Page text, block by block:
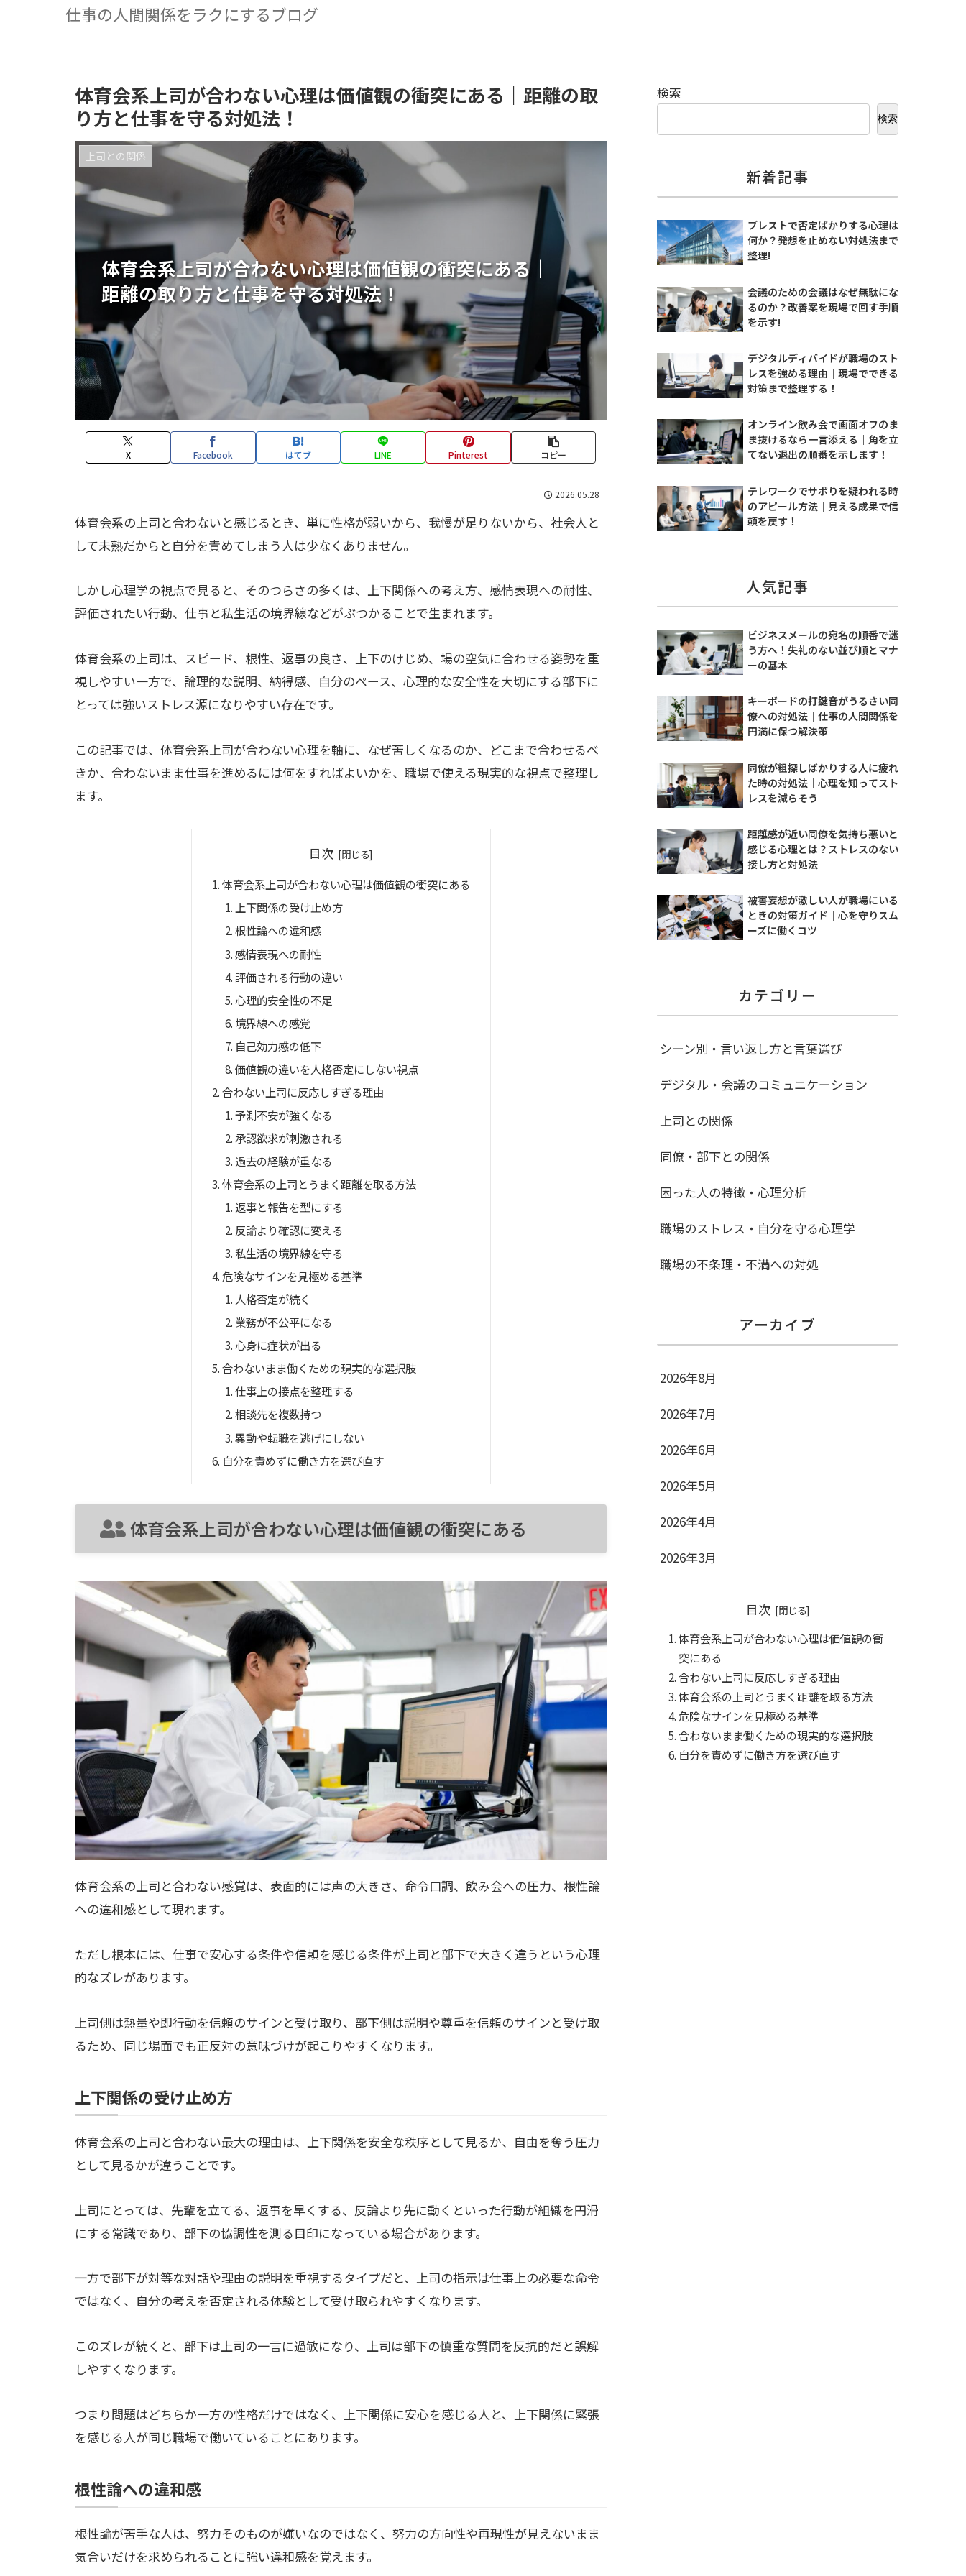
仕事の人間関係をラクにするブログ
体育会系上司が合わない心理は価値観の衝突にある｜距離の取
り方と仕事を守る対処法！
体育会系上司が合わない心理は価値観の衝突にある｜
距離の取り方と仕事を守る対処法！
上司との関係
X Facebook はてブ LINE Pinterest コピー
2026.05.28
体育会系の上司と合わないと感じるとき、単に性格が弱いから、我慢が足りないから、社会人と
して未熟だからと自分を責めてしまう人は少なくありません。
しかし心理学の視点で見ると、そのつらさの多くは、上下関係への考え方、感情表現への耐性、
評価されたい行動、仕事と私生活の境界線などがぶつかることで生まれます。
体育会系の上司は、スピード、根性、返事の良さ、上下のけじめ、場の空気に合わせる姿勢を重
視しやすい一方で、論理的な説明、納得感、自分のペース、心理的な安全性を大切にする部下に
とっては強いストレス源になりやすい存在です。
この記事では、体育会系上司が合わない心理を軸に、なぜ苦しくなるのか、どこまで合わせるべ
きか、合わないまま仕事を進めるには何をすればよいかを、職場で使える現実的な視点で整理し
ます。
目次
体育会系上司が合わない心理は価値観の衝突にある
上下関係の受け止め方
根性論への違和感
感情表現への耐性
評価される行動の違い
心理的安全性の不足
境界線への感覚
自己効力感の低下
価値観の違いを人格否定にしない視点
合わない上司に反応しすぎる理由
予測不安が強くなる
承認欲求が刺激される
過去の経験が重なる
体育会系の上司とうまく距離を取る方法
返事と報告を型にする
反論より確認に変える
私生活の境界線を守る
危険なサインを見極める基準
人格否定が続く
業務が不公平になる
心身に症状が出る
合わないまま働くための現実的な選択肢
仕事上の接点を整理する
相談先を複数持つ
異動や転職を逃げにしない
自分を責めずに働き方を選び直す
体育会系上司が合わない心理は価値観の衝突にある
体育会系の上司と合わない感覚は、表面的には声の大きさ、命令口調、飲み会への圧力、根性論
への違和感として現れます。
ただし根本には、仕事で安心する条件や信頼を感じる条件が上司と部下で大きく違うという心理
的なズレがあります。
上司側は熱量や即行動を信頼のサインと受け取り、部下側は説明や尊重を信頼のサインと受け取
るため、同じ場面でも正反対の意味づけが起こりやすくなります。
上下関係の受け止め方
体育会系の上司と合わない最大の理由は、上下関係を安全な秩序として見るか、自由を奪う圧力
として見るかが違うことです。
上司にとっては、先輩を立てる、返事を早くする、反論より先に動くといった行動が組織を円滑
にする常識であり、部下の協調性を測る目印になっている場合があります。
一方で部下が対等な対話や理由の説明を重視するタイプだと、上司の指示は仕事上の必要な命令
ではなく、自分の考えを否定される体験として受け取られやすくなります。
このズレが続くと、部下は上司の一言に過敏になり、上司は部下の慎重な質問を反抗的だと誤解
しやすくなります。
つまり問題はどちらか一方の性格だけではなく、上下関係に安心を感じる人と、上下関係に緊張
を感じる人が同じ職場で働いていることにあります。
根性論への違和感
根性論が苦手な人は、努力そのものが嫌いなのではなく、努力の方向性や再現性が見えないまま
気合いだけを求められることに強い違和感を覚えます。
検索
検索
新着記事
ブレストで否定ばかりする心理は
何か？発想を止めない対処法まで
整理!
会議のための会議はなぜ無駄にな
るのか？改善案を現場で回す手順
を示す!
デジタルディバイドが職場のスト
レスを強める理由｜現場でできる
対策まで整理する！
オンライン飲み会で画面オフのま
ま抜けるなら一言添える｜角を立
てない退出の順番を示します！
テレワークでサボりを疑われる時
のアピール方法｜見える成果で信
頼を戻す！
人気記事
ビジネスメールの宛名の順番で迷
う方へ！失礼のない並び順とマナ
ーの基本
キーボードの打鍵音がうるさい同
僚への対処法｜仕事の人間関係を
円満に保つ解決策
同僚が粗探しばかりする人に疲れ
た時の対処法｜心理を知ってスト
レスを減らそう
距離感が近い同僚を気持ち悪いと
感じる心理とは？ストレスのない
接し方と対処法
被害妄想が激しい人が職場にいる
ときの対策ガイド｜心を守りスム
ーズに働くコツ
カテゴリー
シーン別・言い返し方と言葉選び
デジタル・会議のコミュニケーション
上司との関係
同僚・部下との関係
困った人の特徴・心理分析
職場のストレス・自分を守る心理学
職場の不条理・不満への対処
アーカイブ
2026年8月
2026年7月
2026年6月
2026年5月
2026年4月
2026年3月
目次
体育会系上司が合わない心理は価値観の衝
突にある
合わない上司に反応しすぎる理由
体育会系の上司とうまく距離を取る方法
危険なサインを見極める基準
合わないまま働くための現実的な選択肢
自分を責めずに働き方を選び直す